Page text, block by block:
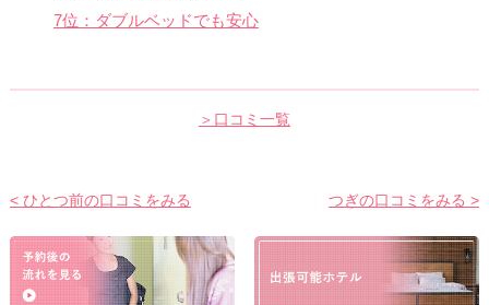
7位：ダブルベッドでも安心
＞口コミ一覧
< ひとつ前の口コミをみる つぎの口コミをみる >